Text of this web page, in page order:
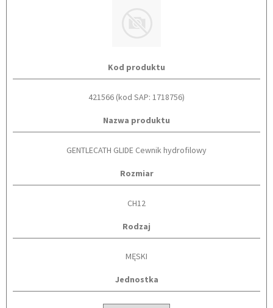
Kod produktu
421566 (kod SAP: 1718756)
Nazwa produktu
GENTLECATH GLIDE Cewnik hydrofilowy
Rozmiar
CH12
Rodzaj
MĘSKI
Jednostka